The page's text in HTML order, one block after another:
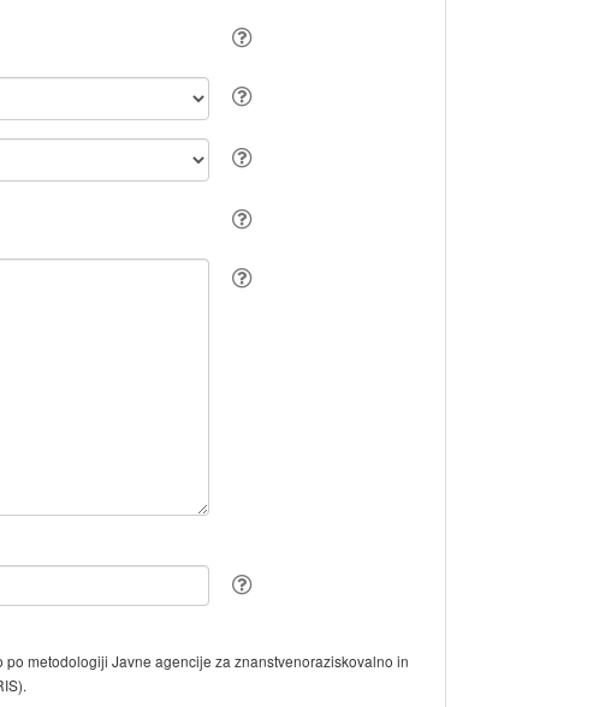
metodologiji Javne agencije za znanstvenoraziskovalno in